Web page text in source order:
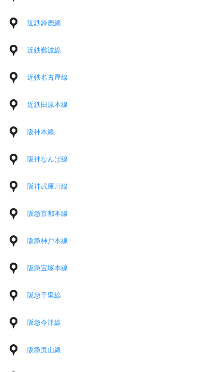
近鉄鈴鹿線
近鉄難波線
近鉄名古屋線
近鉄田原本線
阪神本線
阪神なんば線
阪神武庫川線
阪急京都本線
阪急神戸本線
阪急宝塚本線
阪急千里線
阪急今津線
阪急嵐山線